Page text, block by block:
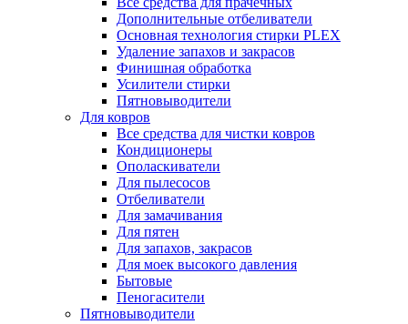
Дополнительные отбеливатели
Основная технология стирки PLEX
Удаление запахов и закрасов
Финишная обработка
Усилители стирки
Пятновыводители
Для ковров
Все средства для чистки ковров
Кондиционеры
Ополаскиватели
Для пылесосов
Отбеливатели
Для замачивания
Для пятен
Для запахов, закрасов
Для моек высокого давления
Бытовые
Пеногасители
Пятновыводители